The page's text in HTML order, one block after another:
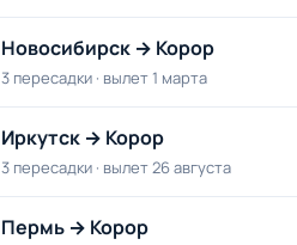
Новосибирск → Корор
3 пересадки · вылет 1 марта
Иркутск → Корор
3 пересадки · вылет 26 августа
Пермь → Корор